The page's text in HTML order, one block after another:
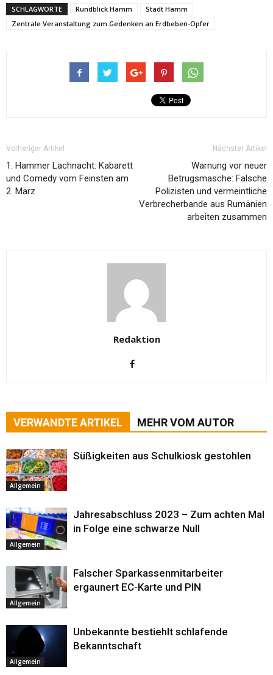
SCHLAGWORTE Rundblick Hamm
Stadt Hamm
Zentrale Veranstaltung zum Gedenken an Erdbeben-Opfer
Vorheriger Artikel
1. Hammer Lachnacht: Kabarett
und Comedy vom Feinsten am
2. März
Nächster Artikel
Warnung vor neuer
Betrugsmasche: Falsche
Polizisten und vermeintliche
Verbrecherbande aus Rumänien
arbeiten zusammen
Redaktion
VERWANDTE ARTIKEL MEHR VOM AUTOR
Allgemein
Süßigkeiten aus Schulkiosk gestohlen
Allgemein
Jahresabschluss 2023 – Zum achten Mal
in Folge eine schwarze Null
Allgemein
Falscher Sparkassenmitarbeiter
ergaunert EC-Karte und PIN
Allgemein
Unbekannte bestiehlt schlafende
Bekanntschaft